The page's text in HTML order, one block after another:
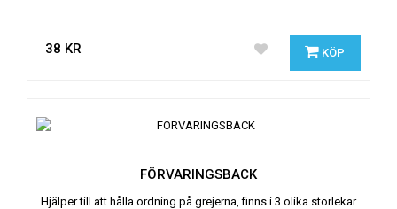
38 KR KÖP
FÖRVARINGSBACK
Hjälper till att hålla ordning på grejerna, finns i 3 olika storlekar